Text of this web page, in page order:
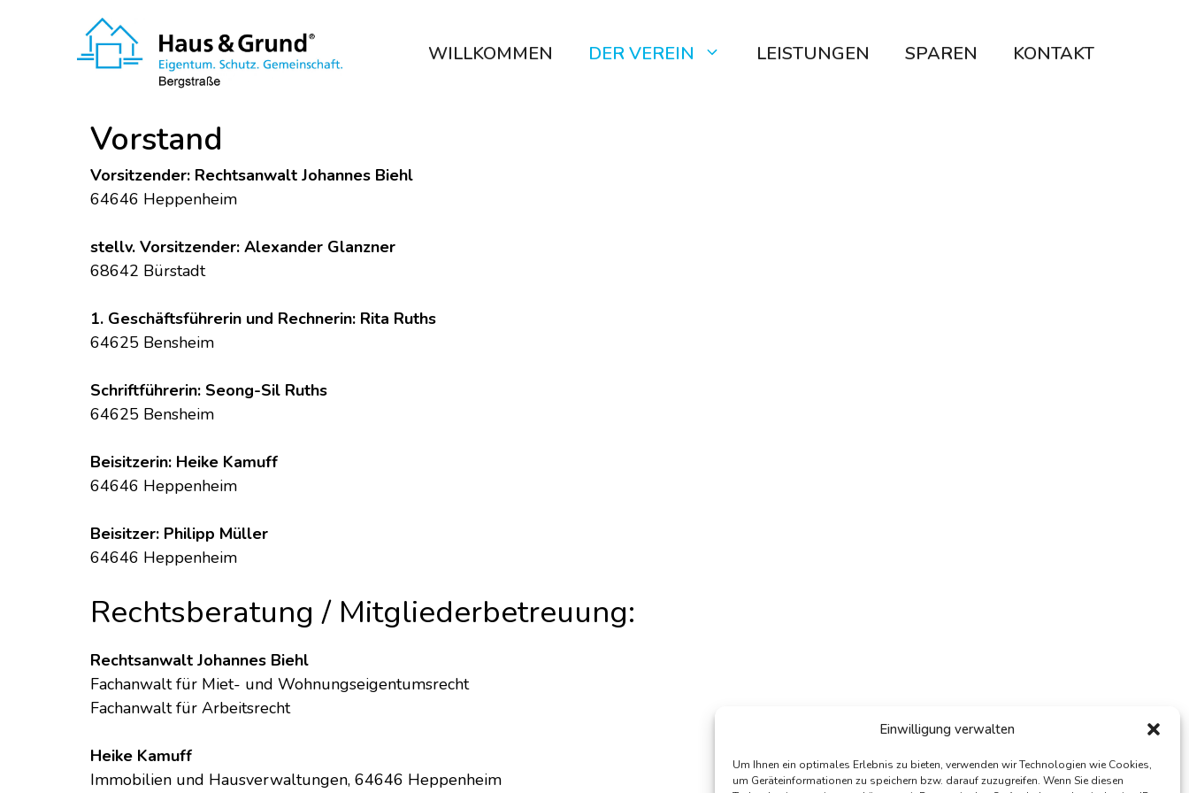
Einwilligung verwalten
Um Ihnen ein optimales Erlebnis zu bieten, verwenden wir Technologien wie Cookies,
um Geräteinformationen zu speichern bzw. darauf zuzugreifen. Wenn Sie diesen
WILLKOMMEN DER VEREIN LEISTUNGEN SPAREN KONTAKT
Vorstand
Vorsitzender: Rechtsanwalt Johannes Biehl
64646 Heppenheim
stellv. Vorsitzender: Alexander Glanzner
68642 Bürstadt
1. Geschäftsführerin und Rechnerin: Rita Ruths
64625 Bensheim
Schriftführerin: Seong-Sil Ruths
64625 Bensheim
Beisitzerin: Heike Kamuff
64646 Heppenheim
Beisitzer: Philipp Müller
64646 Heppenheim
Rechtsberatung / Mitgliederbetreuung:
Rechtsanwalt Johannes Biehl
Fachanwalt für Miet- und Wohnungseigentumsrecht
Fachanwalt für Arbeitsrecht
Heike Kamuff
Immobilien und Hausverwaltungen, 64646 Heppenheim